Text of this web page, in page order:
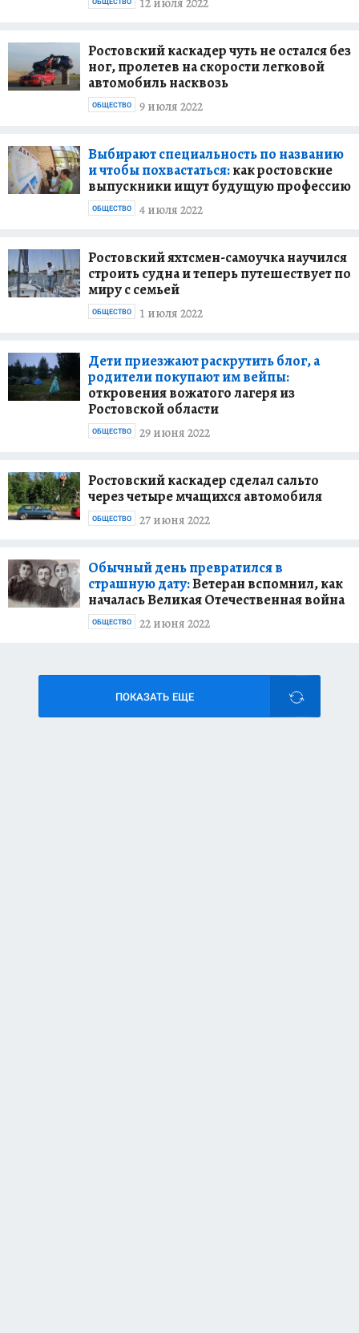
ОБЩЕСТВО
Ростовский каскадер чуть не остался без
ног, пролетев на скорости легковой
автомобиль насквозь
9 июля 2022
ОБЩЕСТВО
Выбирают специальность по названию
и чтобы похвастаться:как ростовские
выпускники ищут будущую профессию
4 июля 2022
ОБЩЕСТВО
Ростовский яхтсмен-самоучка научился
строить судна и теперь путешествует по
миру с семьей
1 июля 2022
ОБЩЕСТВО
Дети приезжают раскрутить блог, а
родители покупают им вейпы:
откровения вожатого лагеря из
Ростовской области
29 июня 2022
ОБЩЕСТВО
Ростовский каскадер сделал сальто
через четыре мчащихся автомобиля
27 июня 2022
ОБЩЕСТВО
Обычный день превратился в
страшную дату:Ветеран вспомнил, как
началась Великая Отечественная война
22 июня 2022
ОБЩЕСТВО
ПОКАЗАТЬ ЕЩЕ